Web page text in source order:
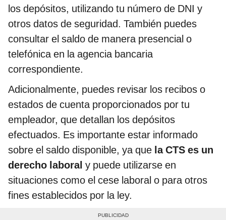
los depósitos, utilizando tu número de DNI y
otros datos de seguridad. También puedes
consultar el saldo de manera presencial o
telefónica en la agencia bancaria
correspondiente.
Adicionalmente, puedes revisar los recibos o
estados de cuenta proporcionados por tu
empleador, que detallan los depósitos
efectuados. Es importante estar informado
sobre el saldo disponible, ya que la CTS es un
derecho laboral y puede utilizarse en
situaciones como el cese laboral o para otros
fines establecidos por la ley.